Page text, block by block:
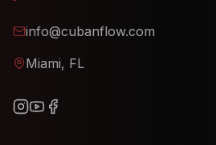
info@cubanflow.com
Miami, FL